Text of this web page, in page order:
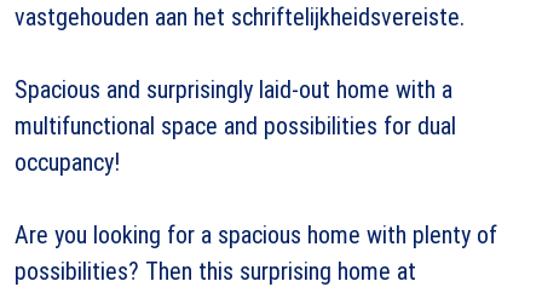
vastgehouden aan het schriftelijkheidsvereiste.
Spacious and surprisingly laid-out home with a
multifunctional space and possibilities for dual
occupancy!
Are you looking for a spacious home with plenty of
possibilities? Then this surprising home at